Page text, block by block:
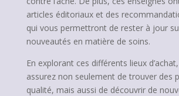
articles éditoriaux et des
qui vous permettront de rester à jour
nouveautés en matière de soins.
En explorant ces différents lieux
assurez non seulement de trouver des
qualité, mais aussi de découvrir de